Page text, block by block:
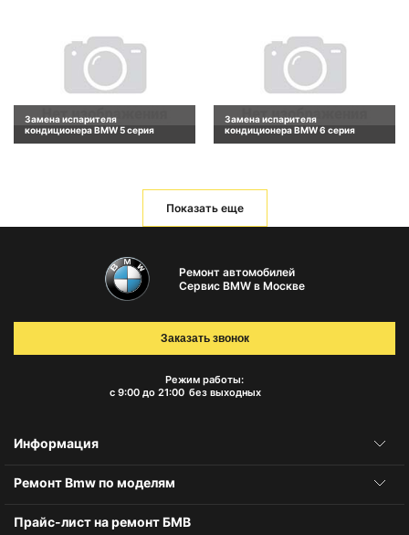
Замена испарителя
кондиционера BMW 5 серия
Замена испарителя
кондиционера BMW 6 серия
Показать еще
Ремонт автомобилей
Сервис BMW в Москве
Режим работы:
с 9:00 до 21:00 без выходных
Заказать звонок
Информация
Ремонт Bmw по моделям
Прайс-лист на ремонт БМВ